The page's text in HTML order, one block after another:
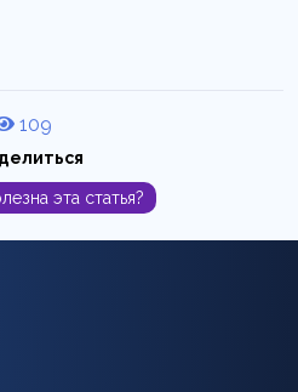
109
эта статья?